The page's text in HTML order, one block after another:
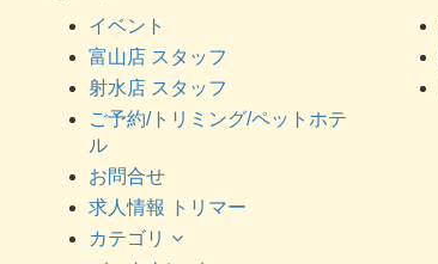
イベント
富山店 スタッフ
射水店 スタッフ
ご予約/トリミング/ペットホテ
ル
お問合せ
求人情報 トリマー
カテゴリ